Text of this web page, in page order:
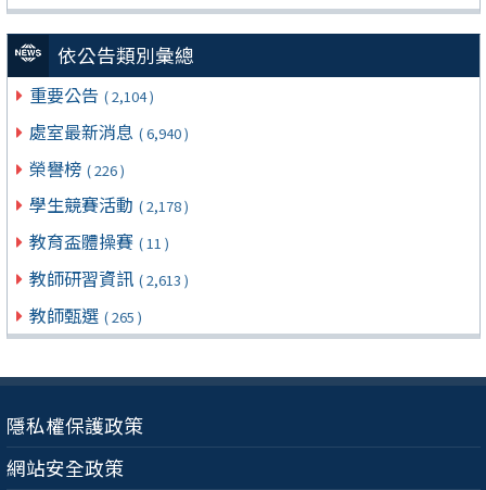
依公告類別彙總
重要公告 ( 2,104 )
處室最新消息 ( 6,940 )
榮譽榜 ( 226 )
學生競賽活動 ( 2,178 )
教育盃體操賽 ( 11 )
教師研習資訊 ( 2,613 )
教師甄選 ( 265 )
隱私權保護政策
網站安全政策